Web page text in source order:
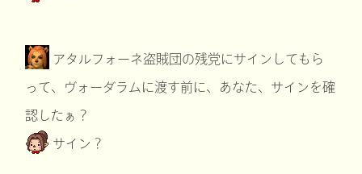
アタルフォーネ盗賊団の残党にサインしてもら
って、ヴォーダラムに渡す前に、あなた、サインを確
認したぁ？
サイン？